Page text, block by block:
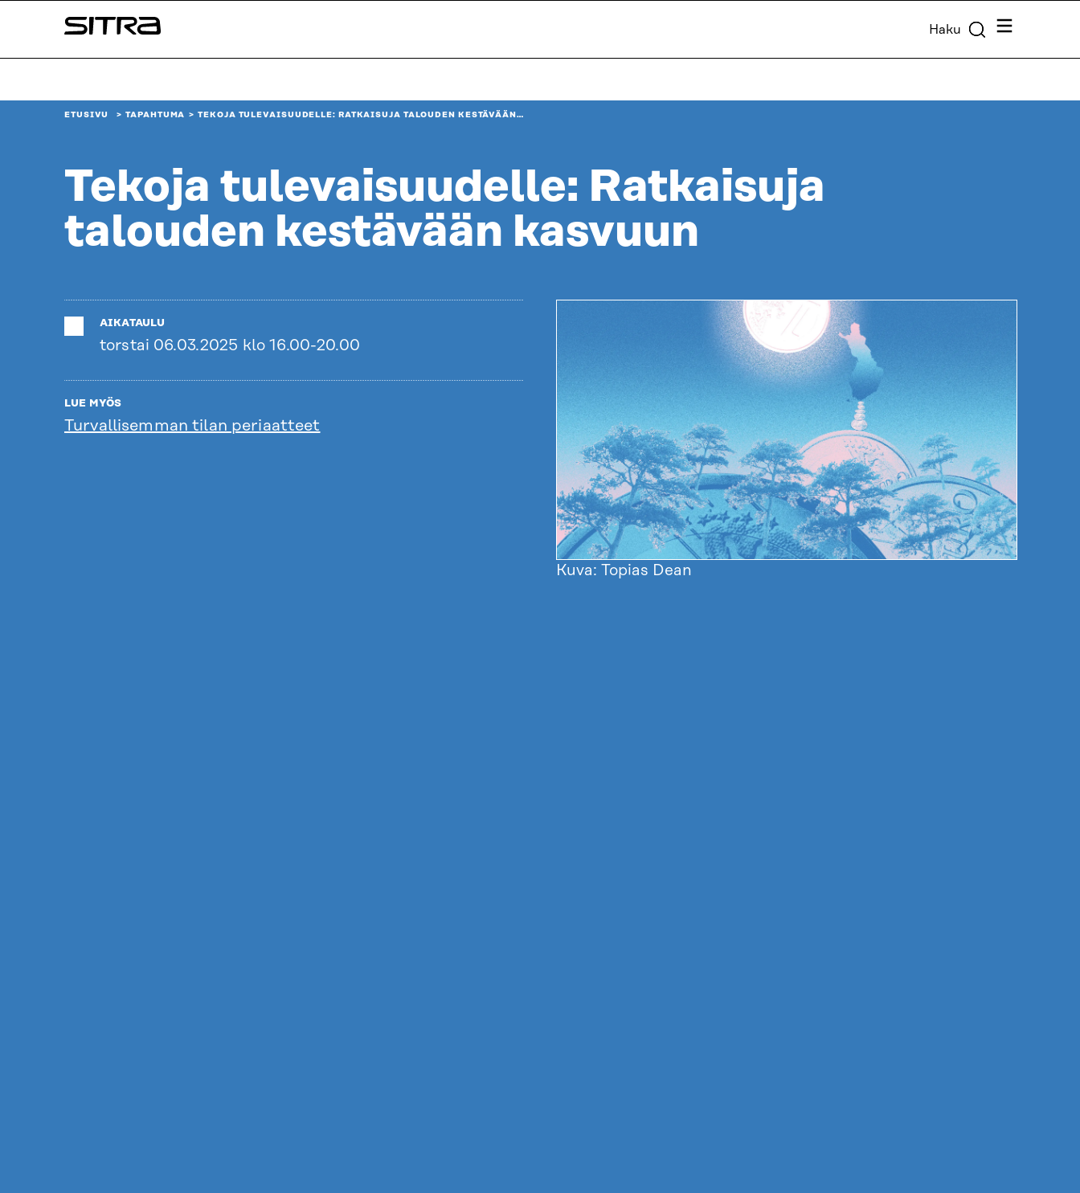
sisältöön
Sitra Haku Valikko
ETUSIVU TAPAHTUMA TEKOJA TULEVAISUUDELLE: RATKAISUJA TALOUDEN KESTÄVÄÄN…
Tekoja tulevaisuudelle: Ratkaisuja
talouden kestävään kasvuun
AIKATAULU
torstai 06.03.2025 klo 16.00-20.00
LUE MYÖS
Turvallisemman tilan periaatteet
Kuva: Topias Dean